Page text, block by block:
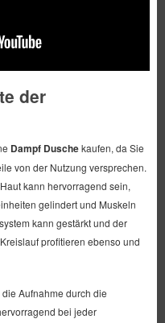
der
Dampf Duschekaufen, da Sie
von der Nutzung versprechen.
kann hervorragend sein,
gelindert und Muskeln
kann gestärkt und der
profitieren ebenso und
Aufnahme durch die
bei jeder